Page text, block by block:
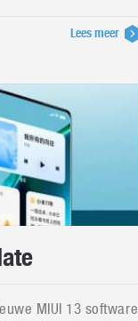
Lees meer
MIUI 13 software